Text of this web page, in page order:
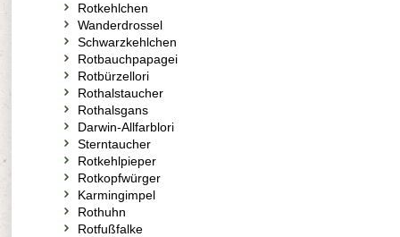
Rotkehlchen
Wanderdrossel
Schwarzkehlchen
Rotbauchpapagei
Rotbürzellori
Rothalstaucher
Rothalsgans
Darwin-Allfarblori
Sterntaucher
Rotkehlpieper
Rotkopfwürger
Karmingimpel
Rothuhn
Rotfußfalke